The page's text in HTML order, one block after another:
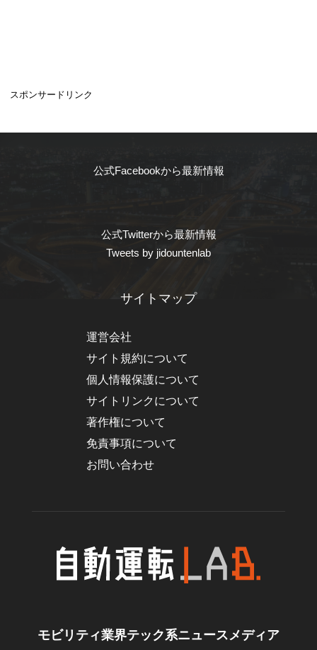
スポンサードリンク
公式Facebookから最新情報
公式Twitterから最新情報
Tweets by jidountenlab
サイトマップ
運営会社
サイト規約について
個人情報保護について
サイトリンクについて
著作権について
免責事項について
お問い合わせ
モビリティ業界テック系ニュースメディア